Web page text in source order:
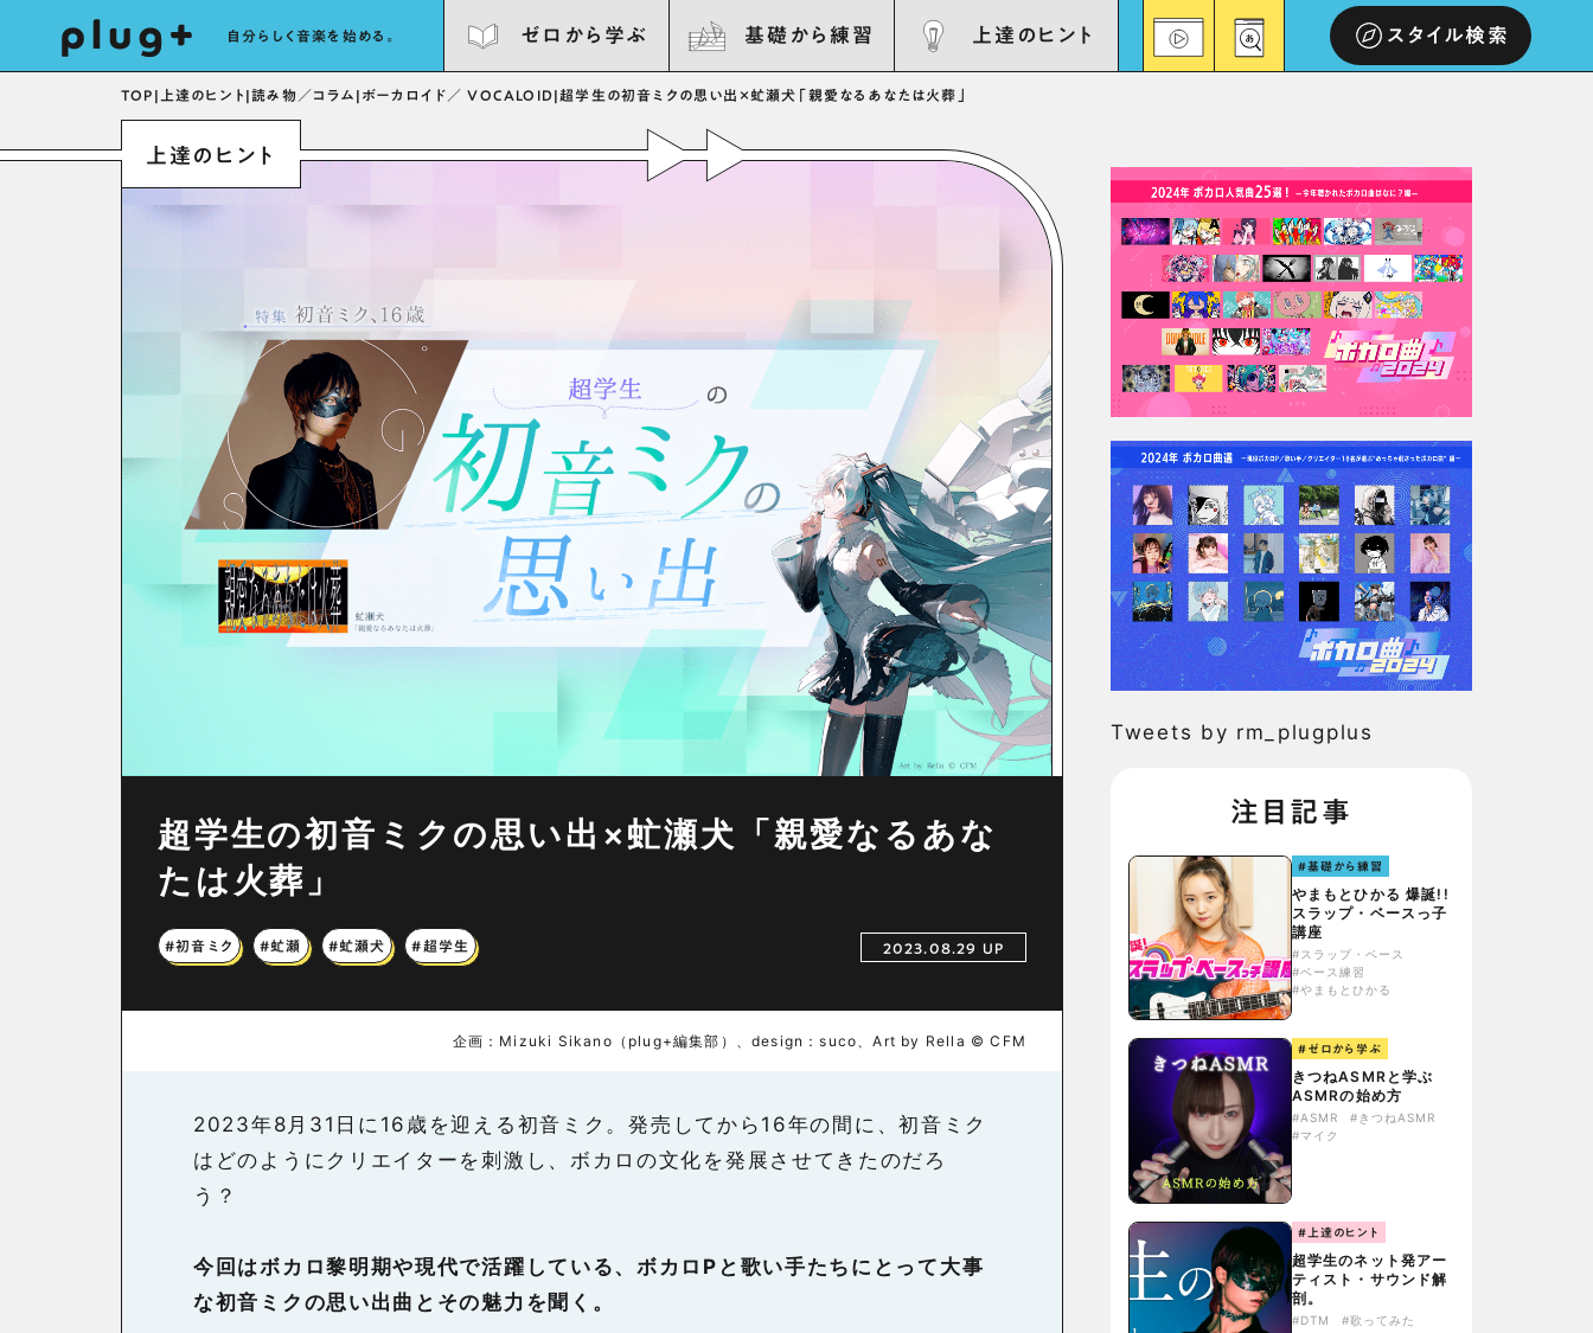
自分らしく音楽を始める。 ゼロから学ぶ 基礎から練習 上達のヒント スタイル検索
TOP | 上達のヒント |読み物／コラム | ボーカロイド／ VOCALOID|超学生の初音ミクの思い出×虻瀬犬「親愛なるあなたは火葬」
上達のヒント
超学生の初音ミクの思い出×虻瀬犬「親愛なるあな
たは火葬」
#初音ミク #虻瀬 #虻瀬犬 #超学生 2023.08.29 UP
企画：Mizuki Sikano（plug+編集部）、design：suco、Art by Rella © CFM
2023年8月31日に16歳を迎える初音ミク。発売してから16年の間に、初音ミク
はどのようにクリエイターを刺激し、ボカロの文化を発展させてきたのだろ
う？
今回はボカロ黎明期や現代で活躍している、ボカロPと歌い手たちにとって大事
な初音ミクの思い出曲とその魅力を聞く。
Tweets by rm_plugplus
注目記事
#基礎から練習
やまもとひかる 爆誕!!
スラップ・ベースっ子
講座
#スラップ・ベース
#ベース練習
#やまもとひかる
#ゼロから学ぶ
きつねASMRと学ぶ
ASMRの始め方
#ASMR
#きつねASMR
#マイク
#上達のヒント
超学生のネット発アー
ティスト・サウンド解
剖。
#DTM #歌ってみた